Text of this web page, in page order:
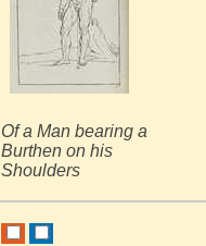
Of a Man bearing a
Burthen on his
Shoulders